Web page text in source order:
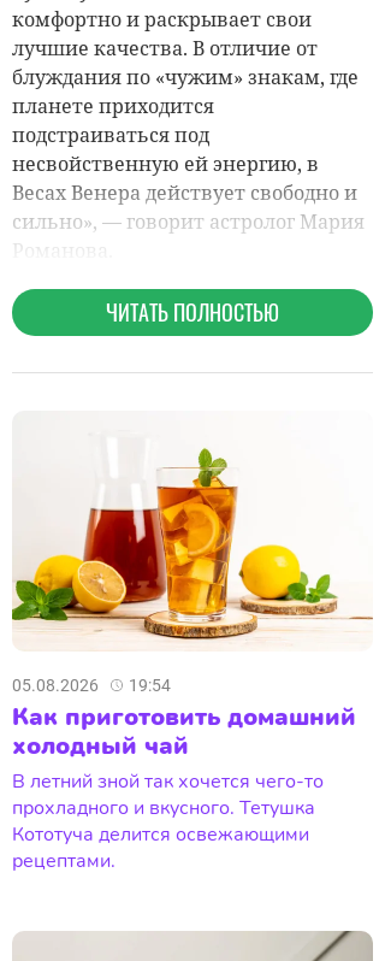
05.08.2026 19:54
Как приготовить домашний
холодный чай
В летний зной так хочется чего-то
прохладного и вкусного. Тетушка
Кототуча делится освежающими
рецептами.